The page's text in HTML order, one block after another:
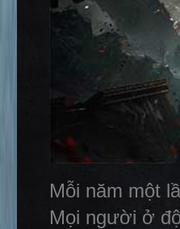
Mỗi năm một
Mọi người ở